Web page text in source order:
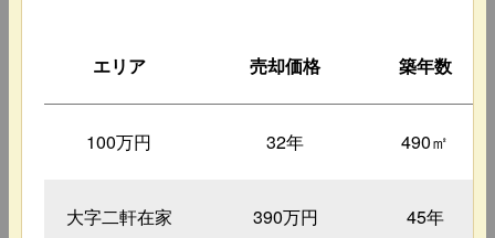
エリア 売却価格 築年数
100万円 32年 490㎡
大字二軒在家 390万円 45年